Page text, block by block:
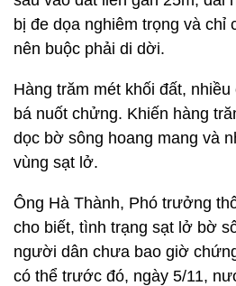
bị đe dọa nghiêm trọng và chỉ
nên buộc phải di dời.
Hàng trăm mét khối đất,
bá nuốt chửng. Khiến hàng
dọc bờ sông hoang mang và
vùng sạt lở.
Ông Hà Thành, Phó trưởng
cho biết, tình trạng sạt lở bờ
người dân chưa bao giờ
có thể trước đó, ngày 5/11,